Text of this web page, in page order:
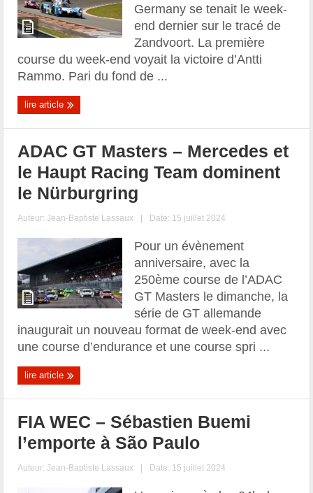
Germany se tenait le week-
end dernier sur le tracé de
Zandvoort. La première
course du week-end voyait la victoire d’Antti
Rammo. Pari du fond de ...
lire article
ADAC GT Masters – Mercedes et
le Haupt Racing Team dominent
le Nürburgring
Auteur:Jean-Baptiste Lassaux | Date: 15 juillet 2024
Pour un évènement
anniversaire, avec la
250ème course de l’ADAC
GT Masters le dimanche, la
série de GT allemande
inaugurait un nouveau format de week-end avec
une course d’endurance et une course spri ...
lire article
FIA WEC – Sébastien Buemi
l’emporte à São Paulo
Auteur:Jean-Baptiste Lassaux | Date: 15 juillet 2024